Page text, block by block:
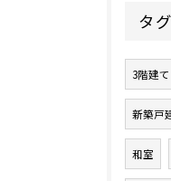
タグ
3階建て
新築戸
和室